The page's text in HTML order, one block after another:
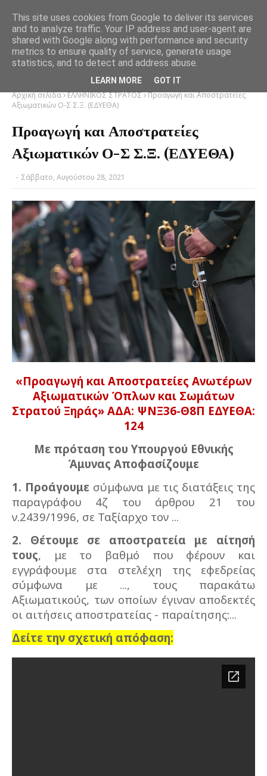
Αρχική σελίδα ΕΛΛΗΝΙΚΟΣ ΣΤΡΑΤΟΣ Προαγωγή και Αποστρατείες
Αξιωματικών Ο-Σ Σ.Ξ. (ΕΔΥΕΘΑ)
Προαγωγή και Αποστρατείες
Αξιωματικών Ο-Σ Σ.Ξ. (ΕΔΥΕΘΑ)
- Σάββατο, Αυγούστου 28, 2021
«Προαγωγή και Αποστρατείες Ανωτέρων
Αξιωματικών Όπλων και Σωμάτων
Στρατού Ξηράς» ΑΔΑ: ΨΝΞ36-Θ8Π ΕΔΥΕΘΑ:
124
Με πρόταση του Υπουργού Εθνικής
Άμυνας Αποφασίζουμε
1. Προάγουμε σύμφωνα με τις διατάξεις της
παραγράφου 4ζ του άρθρου 21 του
ν.2439/1996, σε Ταξίαρχο τον ...
2. Θέτουμε σε αποστρατεία με αίτησή
τους, με το βαθμό που φέρουν και
εγγράφουμε στα στελέχη της εφεδρείας
σύμφωνα με ..., τους παρακάτω
Αξιωματικούς, των οποίων έγιναν αποδεκτές
οι αιτήσεις αποστρατείας - παραίτησης:...
Δείτε την σχετική απόφαση:
This site uses cookies from Google to deliver its services
and to analyze traffic. Your IP address and user-agent are
shared with Google along with performance and security
metrics to ensure quality of service, generate usage
statistics, and to detect and address abuse.
LEARN MORE GOT IT